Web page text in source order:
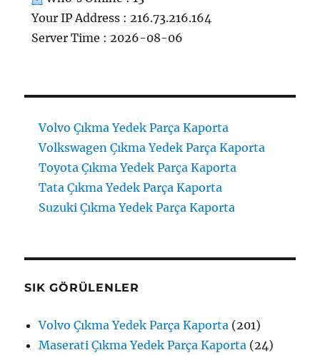
Your IP Address : 216.73.216.164
Server Time : 2026-08-06
Volvo Çıkma Yedek Parça Kaporta
Volkswagen Çıkma Yedek Parça Kaporta
Toyota Çıkma Yedek Parça Kaporta
Tata Çıkma Yedek Parça Kaporta
Suzuki Çıkma Yedek Parça Kaporta
SIK GÖRÜLENLER
Volvo Çıkma Yedek Parça Kaporta (201)
Maserati Çıkma Yedek Parça Kaporta (24)